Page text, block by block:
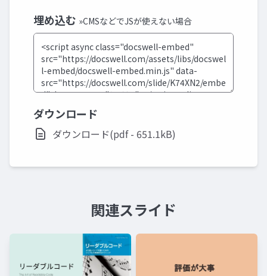
埋め込む »CMSなどでJSが使えない場合
ダウンロード
ダウンロード(pdf - 651.1kB)
関連スライド